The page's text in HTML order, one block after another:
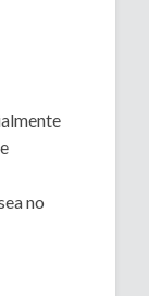
no